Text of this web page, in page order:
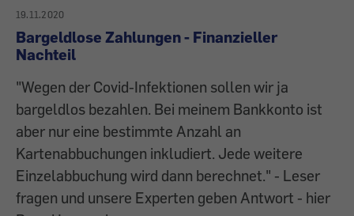
19.11.2020
Bargeldlose Zahlungen - Finanzieller
Nachteil
"Wegen der Covid-Infektionen sollen wir ja
bargeldlos bezahlen. Bei meinem Bankkonto ist
aber nur eine bestimmte Anzahl an
Kartenabbuchungen inkludiert. Jede weitere
Einzelabbuchung wird dann berechnet." - Leser
fragen und unsere Experten geben Antwort - hier